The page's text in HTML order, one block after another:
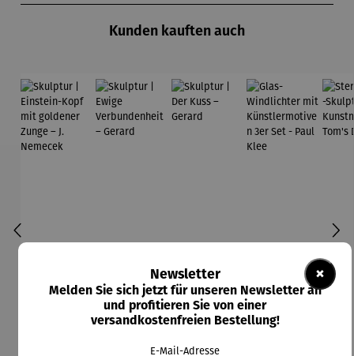
Kunden kauften auch
×
Newsletter
Melden Sie sich jetzt für unseren Newsletter an
und profitieren Sie von einer
versandkostenfreien Bestellung!
E-Mail-Adresse